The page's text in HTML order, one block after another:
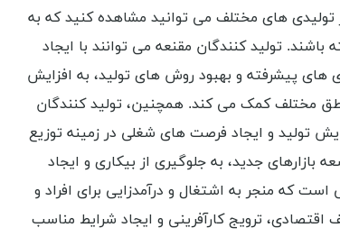
تولیدی های مختلف می توانید مشاهده کنید که به
تولید کنندگان مقنعه می توانند با ایجاد
های پیشرفته و بهبود روش های تولید، به افزایش
مختلف کمک می کند. همچنین، تولید کنندگان
تولید و ایجاد فرصت های شغلی در زمینه توزیع
جدید، به جلوگیری از بیکاری و ایجاد
که منجر به اشتغال و درآمدزایی برای افراد و
ترویج کارآفرینی و ایجاد شرایط مناسب